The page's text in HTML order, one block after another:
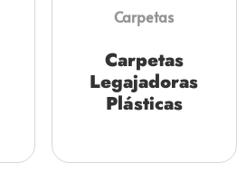
Carpetas
Carpetas
Legajadoras
Plásticas